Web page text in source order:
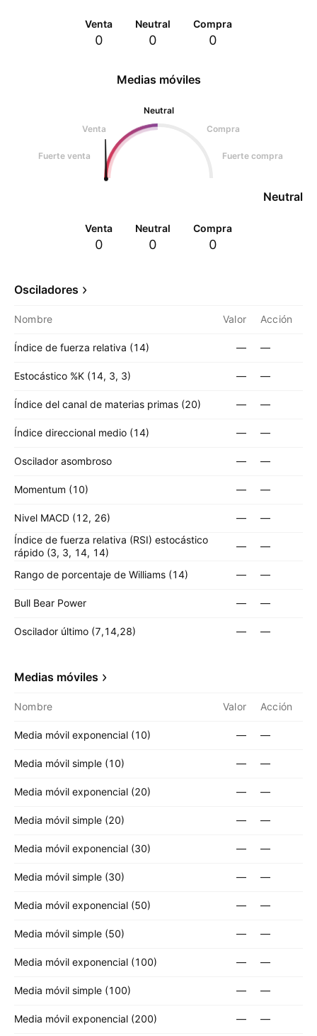
Venta
0
Neutral
0
Compra
0
Medias móviles
Neutral
Venta
Compra
Fuerte venta Fuerte compra
Neutral
Venta
0
Neutral
0
Compra
0
Osciladores
Nombre Valor Acción
Índice de fuerza relativa (14) — —
Estocástico %K (14, 3, 3) — —
Índice del canal de materias primas (20) — —
Índice direccional medio (14) — —
Oscilador asombroso — —
Momentum (10) — —
Nivel MACD (12, 26) —
—
Índice de fuerza relativa (RSI) estocástico
rápido (3, 3, 14, 14)
— —
Rango de porcentaje de Williams (14) — —
Bull Bear Power — —
Oscilador último (7,14,28) — —
Medias móviles
Nombre Valor Acción
Media móvil exponencial (10) — —
Media móvil simple (10) — —
Media móvil exponencial (20) — —
Media móvil simple (20) — —
Media móvil exponencial (30) — —
Media móvil simple (30) — —
Media móvil exponencial (50) — —
Media móvil simple (50) — —
Media móvil exponencial (100) — —
Media móvil simple (100) — —
Media móvil exponencial (200) — —